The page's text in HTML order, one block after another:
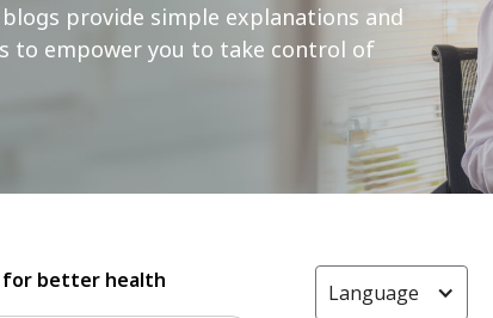
provide simple explanations and
to empower you to take control of
for better health Language